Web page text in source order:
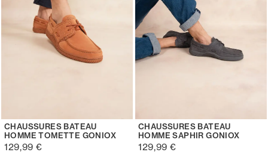
CHAUSSURES BATEAU
HOMME TOMETTE GONIOX
129,99 €
CHAUSSURES BATEAU
HOMME SAPHIR GONIOX
129,99 €